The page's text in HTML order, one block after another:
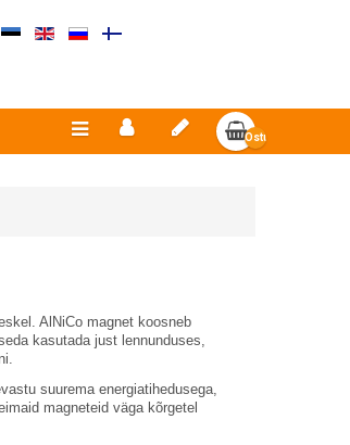
Ostukorv
AlNiCo magnet koosneb
kasutada just lennunduses,
suurema energiatihedusega,
magneteid väga kõrgetel